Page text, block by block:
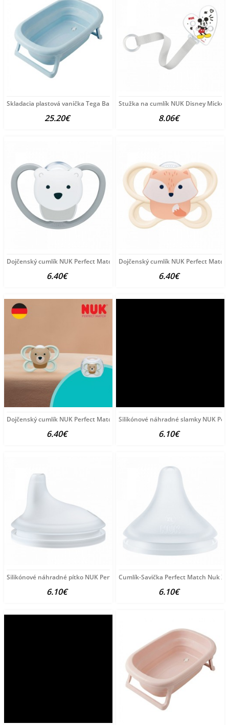
Skladacia plastová vanička Tega Baby blue modrá
25.20€
Stužka na cumlík NUK Disney Mickey
8.06€
Dojčenský cumlík NUK Perfect Match Air POLAR BEAR 6-18m
6.40€
Dojčenský cumlík NUK Perfect Match
6.40€
Dojčenský cumlík NUK Perfect Match Air BEAR 0-6m 1ks
6.40€
Silikónové náhradné slamky NUK
6.10€
Silikónové náhradné pítko NUK Perfect Match 2 ks biela
6.10€
Cumlík-Savička Perfect Match Nuk
6.10€